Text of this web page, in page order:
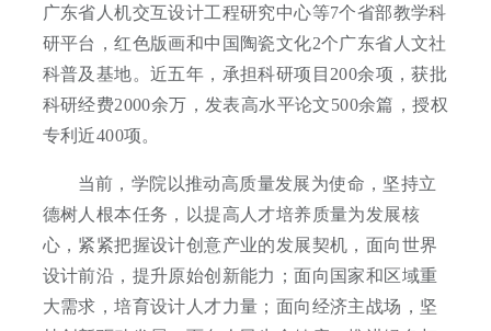
广东省人机交互设计工程研究中心等7个省部教学科
研平台，红色版画和中国陶瓷文化2个广东省人文社
科普及基地。近五年，承担科研项目200余项，获批
科研经费2000余万，发表高水平论文500余篇，授权
专利近400项。
当前，学院以推动高质量发展为使命，坚持立
德树人根本任务，以提高人才培养质量为发展核
心，紧紧把握设计创意产业的发展契机，面向世界
设计前沿，提升原始创新能力；面向国家和区域重
大需求，培育设计人才力量；面向经济主战场，坚